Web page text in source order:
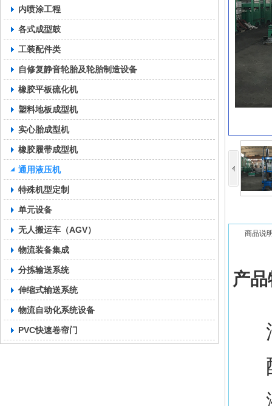
内喷涂工程
各式成型鼓
工装配件类
自修复静音轮胎及轮胎制造设备
橡胶平板硫化机
塑料地板成型机
实心胎成型机
橡胶履带成型机
通用液压机
特殊机型定制
单元设备
无人搬运车（AGV）
物流装备集成
分拣输送系统
伸缩式输送系统
物流自动化系统设备
PVC快速卷帘门
商品说
产